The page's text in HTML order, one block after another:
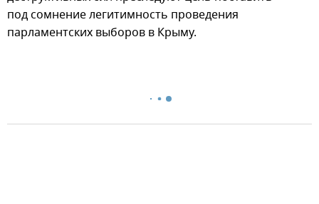
под сомнение легитимность проведения
парламентских выборов в Крыму.